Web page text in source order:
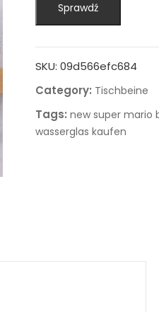
Sprawdź
SKU: 09d566efc684
Category: Tischbeine
Tags: new super mario
wasserglas kaufen